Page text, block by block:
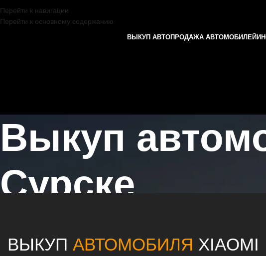
Перейти к навигации
Перейти к основному содержанию
ВЫКУП АВТОПРОДАЖА АВТОМОБИЛЕЙ
Выкуп
Сурске
ВЫКУП АВТОМОБИЛЯ XIAOMI